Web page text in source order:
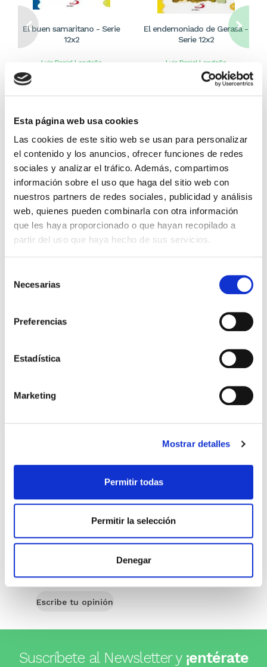
Esta página web usa cookies
Las cookies de este sitio web se usan para personalizar
el contenido y los anuncios, ofrecer funciones de redes
sociales y analizar el tráfico. Además, compartimos
información sobre el uso que haga del sitio web con
nuestros partners de redes sociales, publicidad y análisis
web, quienes pueden combinarla con otra información
que les haya proporcionado o que hayan recopilado a
partir del uso que haya hecho de sus servicios.
Necesarias
Preferencias
Estadística
Marketing
Mostrar detalles
Permitir todas
Permitir la selección
Denegar
El buen samaritano - Serie
12x2
Luis Daniel Londoño
1,71€
El endemoniado de Gerasa -
Serie 12x2
Luis Daniel Londoño
0,09€ (5%)
1,71€
Otros títulos del autor
cámara y acción!
9,49€
0,80€ (5%)
Comprar
Opiniones de clientes
0
0 opiniones
Escribe tu opinión
Suscríbete al Newsletter y ¡entérate